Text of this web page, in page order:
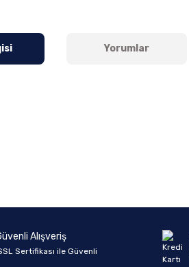
Yorumlar
sitelerden daha pahalı.
farklı alternatifler olmalı.
Alışveriş
Sertifikası ile Güvenli